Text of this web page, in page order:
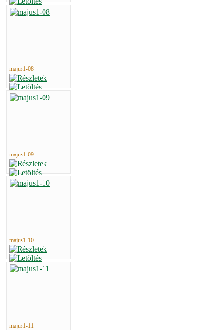
majus1-08
majus1-09
majus1-10
majus1-11